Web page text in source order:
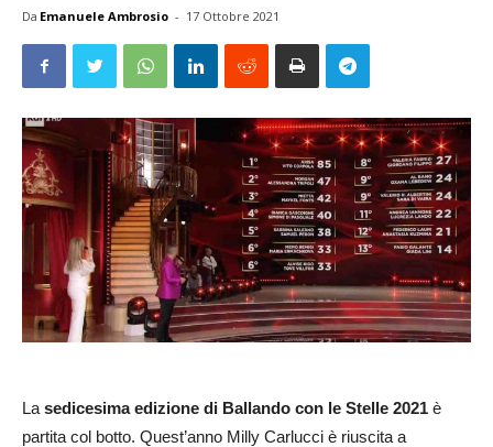
Da Emanuele Ambrosio - 17 Ottobre 2021
La sedicesima edizione di Ballando con le Stelle 2021 è
partita col botto. Quest’anno Milly Carlucci è riuscita a